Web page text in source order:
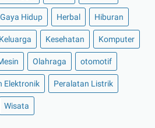
Gaya Hidup Herbal Hiburan
Keluarga Kesehatan Komputer
Olahraga otomotif
Elektronik Peralatan Listrik
Wisata